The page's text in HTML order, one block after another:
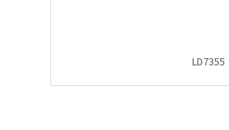
LD7355